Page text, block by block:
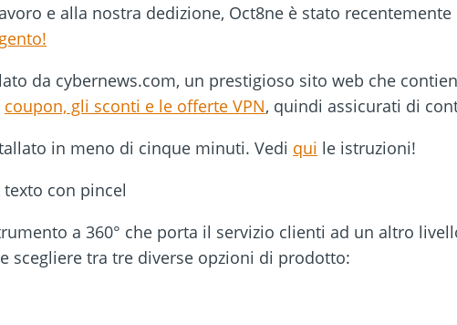
e alla nostra dedizione, Oct8ne è stato
da cybernews.com, un prestigioso sito web che
coupon, gli sconti e le offerte VPN, quindi assicurati di
in meno di cinque minuti. Vedi qui le istruzioni!
a 360° che porta il servizio clienti ad un altro
scegliere tra tre diverse opzioni di prodotto: